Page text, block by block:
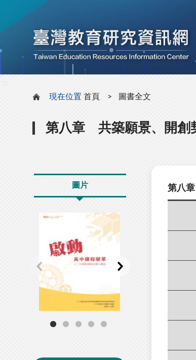
現在位置 首頁 圖書全文
第八章 共築願景、開創
圖片 第八